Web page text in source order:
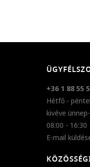
+36 1 88 55
Hétfő -
kivéve
08:00 - 16:30
E-mail